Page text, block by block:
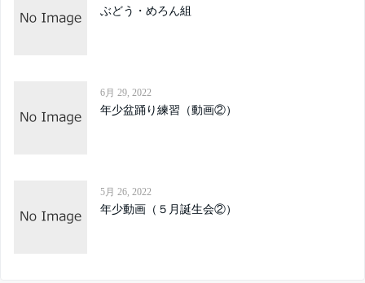
ぶどう・めろん組
6月 29, 2022
年少盆踊り練習（動画②）
5月 26, 2022
年少動画（５月誕生会②）